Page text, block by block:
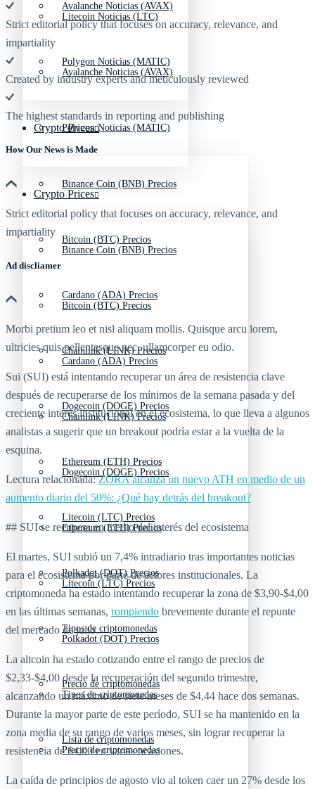
Avalanche Noticias (AVAX)
Polygon Noticias (MATIC)
Crypto Prices
Binance Coin (BNB) Precios
Bitcoin (BTC) Precios
Cardano (ADA) Precios
Chainlink (LINK) Precios
Dogecoin (DOGE) Precios
Ethereum (ETH) Precios
Litecoin (LTC) Precios
Polkadot (DOT) Precios
Tipos de criptomonedas
Precio de criptomonedas
Lista de criptomonedas
Litecoin Noticias (LTC)
Avalanche Noticias (AVAX)
Polygon Noticias (MATIC)
Crypto Prices
Binance Coin (BNB) Precios
Bitcoin (BTC) Precios
Cardano (ADA) Precios
Chainlink (LINK) Precios
Dogecoin (DOGE) Precios
Ethereum (ETH) Precios
Litecoin (LTC) Precios
Polkadot (DOT) Precios
Tipos de criptomonedas
Precio de criptomonedas
Strict editorial policy that focuses on accuracy, relevance, and
impartiality
Created by industry experts and meticulously reviewed
The highest standards in reporting and publishing
How Our News is Made
Strict editorial policy that focuses on accuracy, relevance, and
impartiality
Ad discliamer
Morbi pretium leo et nisl aliquam mollis. Quisque arcu lorem,
ultricies quis pellentesque nec, ullamcorper eu odio.
Sui (SUI) está intentando recuperar un área de resistencia clave
después de recuperarse de los mínimos de la semana pasada y del
creciente interés institucional en el ecosistema, lo que lleva a algunos
analistas a sugerir que un breakout podría estar a la vuelta de la
esquina.
Lectura relacionada:ZORA alcanza un nuevo ATH en medio de un
aumento diario del 50%: ¿Qué hay detrás del breakout?
## SUI se recupera en medio del interés del ecosistema
El martes, SUI subió un 7,4% intradiario tras importantes noticias
para el ecosistema por parte de actores institucionales. La
criptomoneda ha estado intentando recuperar la zona de $3,90-$4,00
en las últimas semanas, rompiendo brevemente durante el repunte
del mercado de julio.
La altcoin ha estado cotizando entre el rango de precios de
$2,33-$4,00 desde la recuperación del segundo trimestre,
alcanzando un máximo de siete meses de $4,44 hace dos semanas.
Durante la mayor parte de este período, SUI se ha mantenido en la
zona media de su rango de varios meses, sin lograr recuperar la
resistencia de $4,00 en varias ocasiones.
La caída de principios de agosto vio al token caer un 27% desde los